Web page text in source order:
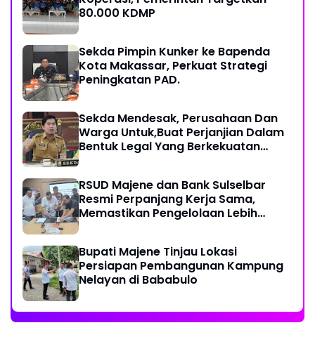
80.000 KDMP
Sekda Pimpin Kunker ke Bapenda
Kota Makassar, Perkuat Strategi
Peningkatan PAD.
Sekda Mendesak, Perusahaan Dan
Warga Untuk,Buat Perjanjian Dalam
Bentuk Legal Yang Berkekuatan
RSUD Majene dan Bank Sulselbar
Resmi Perpanjang Kerja Sama,
Memastikan Pengelolaan Lebih
Bupati Majene Tinjau Lokasi
Persiapan Pembangunan Kampung
Nelayan di Bababulo